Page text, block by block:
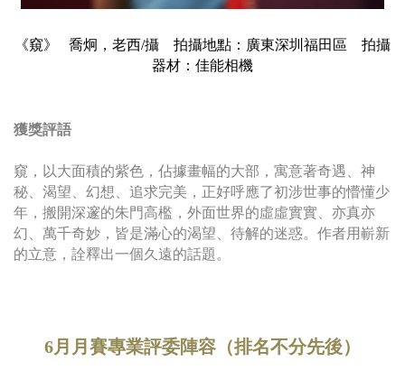
《窺》 喬炯，老西/攝 拍攝地點：廣東深圳福田區 拍攝
器材：佳能相機
獲獎評語
窺，以大面積的紫色，佔據畫幅的大部，寓意著奇遇、神
秘、渴望、幻想、追求完美，正好呼應了初涉世事的懵懂少
年，搬開深邃的朱門高檻，外面世界的虛虛實實、亦真亦
幻、萬千奇妙，皆是滿心的渴望、待解的迷惑。作者用嶄新
的立意，詮釋出一個久遠的話題。
6月月賽專業評委陣容（排名不分先後）